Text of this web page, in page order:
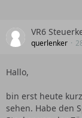
VR6
querlenker
Hallo,
bin erst heute
sehen. Habe den